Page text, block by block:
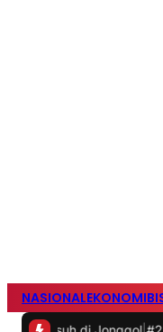
NASIONALEKONOMI